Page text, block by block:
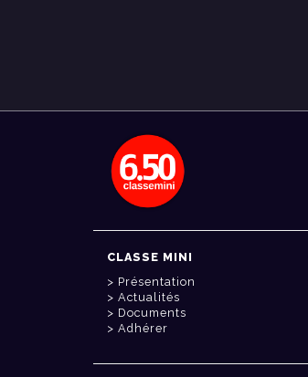
CLASSE MINI
Présentation
Actualités
Documents
Adhérer